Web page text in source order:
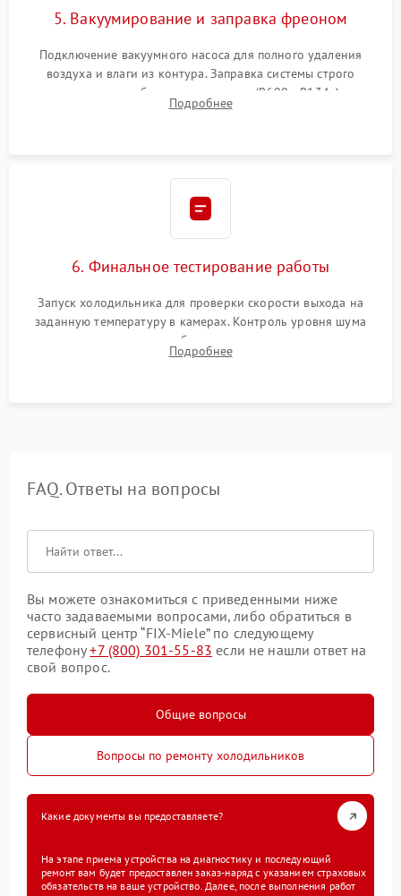
5. Вакуумирование и заправка фреоном
Подключение вакуумного насоса для полного удаления
воздуха и влаги из контура. Заправка системы строго
дозированным объемом хладагента (R600a, R134a) по
электронным весам. Контроль рабочего давления в системе.
Подробнее
6. Финальное тестирование работы
Запуск холодильника для проверки скорости выхода на
заданную температуру в камерах. Контроль уровня шума
компрессора, отсутствия обмерзания стенок и корректного
срабатывания системы автоматической оттайки.
Подробнее
FAQ. Ответы на вопросы
Вы можете ознакомиться с приведенными ниже
часто задаваемыми вопросами, либо обратиться в
сервисный центр “FIX-Miele” по следующему
телефону+7 (800) 301-55-83 если не нашли ответ на
свой вопрос.
Общие вопросы
Вопросы по ремонту холодильников
Какие документы вы предоставляете?
На этапе приема устройства на диагностику и последующий
ремонт вам будет предоставлен заказ-наряд с указанием страховых
обязательств на ваше устройство. Далее, после выполнения работ